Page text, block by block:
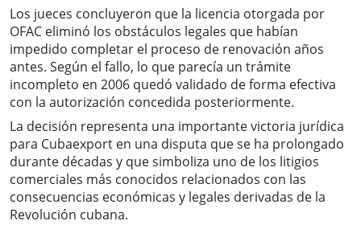
Los jueces concluyeron que la licencia otorgada por
OFAC eliminó los obstáculos legales que habían
impedido completar el proceso de renovación años
antes. Según el fallo, lo que parecía un trámite
incompleto en 2006 quedó validado de forma efectiva
con la autorización concedida posteriormente.
La decisión representa una importante victoria jurídica
para Cubaexport en una disputa que se ha prolongado
durante décadas y que simboliza uno de los litigios
comerciales más conocidos relacionados con las
consecuencias económicas y legales derivadas de la
Revolución cubana.